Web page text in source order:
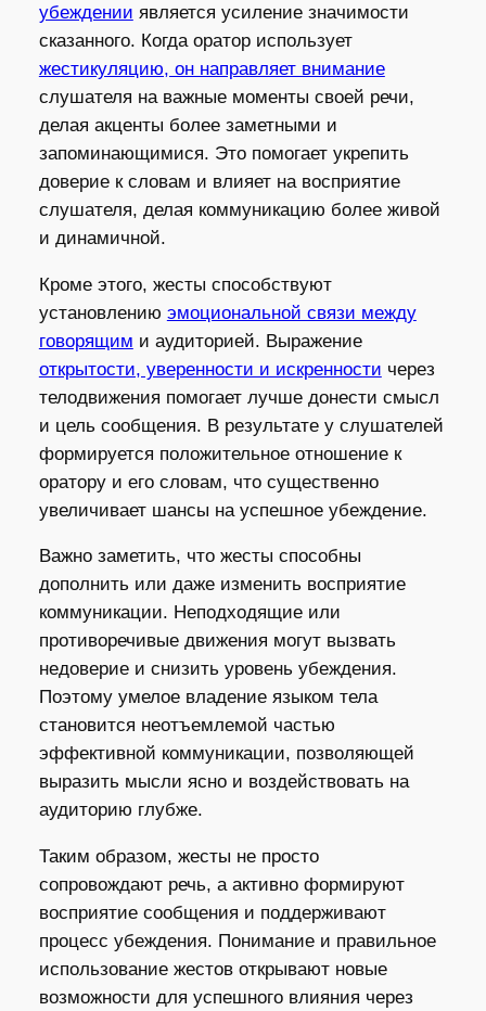
убеждении является усиление значимости
сказанного. Когда оратор использует
жестикуляцию, он направляет внимание
слушателя на важные моменты своей речи,
делая акценты более заметными и
запоминающимися. Это помогает укрепить
доверие к словам и влияет на восприятие
слушателя, делая коммуникацию более живой
и динамичной.
Кроме этого, жесты способствуют
установлению эмоциональной связи между
говорящим и аудиторией. Выражение
открытости, уверенности и искренности через
телодвижения помогает лучше донести смысл
и цель сообщения. В результате у слушателей
формируется положительное отношение к
оратору и его словам, что существенно
увеличивает шансы на успешное убеждение.
Важно заметить, что жесты способны
дополнить или даже изменить восприятие
коммуникации. Неподходящие или
противоречивые движения могут вызвать
недоверие и снизить уровень убеждения.
Поэтому умелое владение языком тела
становится неотъемлемой частью
эффективной коммуникации, позволяющей
выразить мысли ясно и воздействовать на
аудиторию глубже.
Таким образом, жесты не просто
сопровождают речь, а активно формируют
восприятие сообщения и поддерживают
процесс убеждения. Понимание и правильное
использование жестов открывают новые
возможности для успешного влияния через